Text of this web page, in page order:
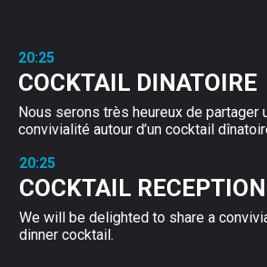
20:25
COCKTAIL DINATOIRE
Nous serons très heureux de partager
convivialité autour d’un cocktail
20:25
COCKTAIL RECEPTION
We will be delighted to share a
dinner cocktail.